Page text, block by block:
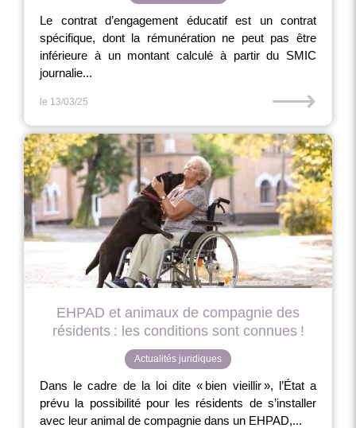
Le contrat d’engagement éducatif est un contrat
spécifique, dont la rémunération ne peut pas être
inférieure à un montant calculé à partir du SMIC
journalie...
le 13/03/25 ⟶
EHPAD et animaux de compagnie des
résidents : les conditions sont connues !
Actualités juridiques
Dans le cadre de la loi dite « bien vieillir », l’État a
prévu la possibilité pour les résidents de s’installer
avec leur animal de compagnie dans un EHPAD,...